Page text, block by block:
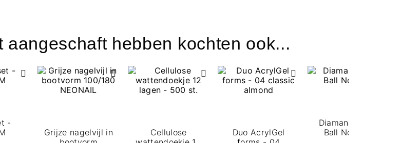
hebben kochten ook...
-
Grijze nagelvijl in
Cellulose
Duo AcrylGel
Diamantfrees -
Ball No.03/S